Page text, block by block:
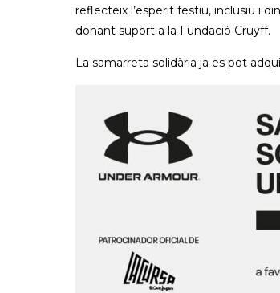
reflecteix l’esperit festiu, inclusiu i
donant suport a la Fundació Cruyff.
La samarreta solidària ja es pot